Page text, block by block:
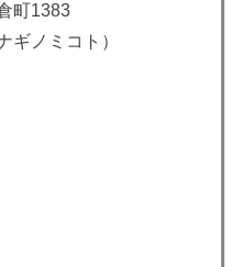
町1383
ギノミコト）